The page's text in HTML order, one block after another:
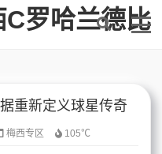
重新定义球星传奇
梅西专区 105℃